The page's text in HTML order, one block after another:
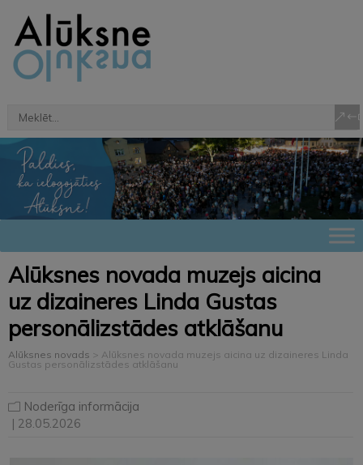
Alūksnes novada muzejs aicina
uz dizaineres Linda Gustas
personālizstādes atklāšanu
Alūksnes novads > Alūksnes novada muzejs aicina uz dizaineres Linda
Gustas personālizstādes atklāšanu
Noderīga informācija
| 28.05.2026